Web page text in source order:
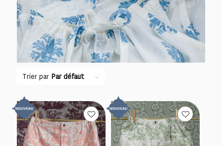
Trier par Par défaut